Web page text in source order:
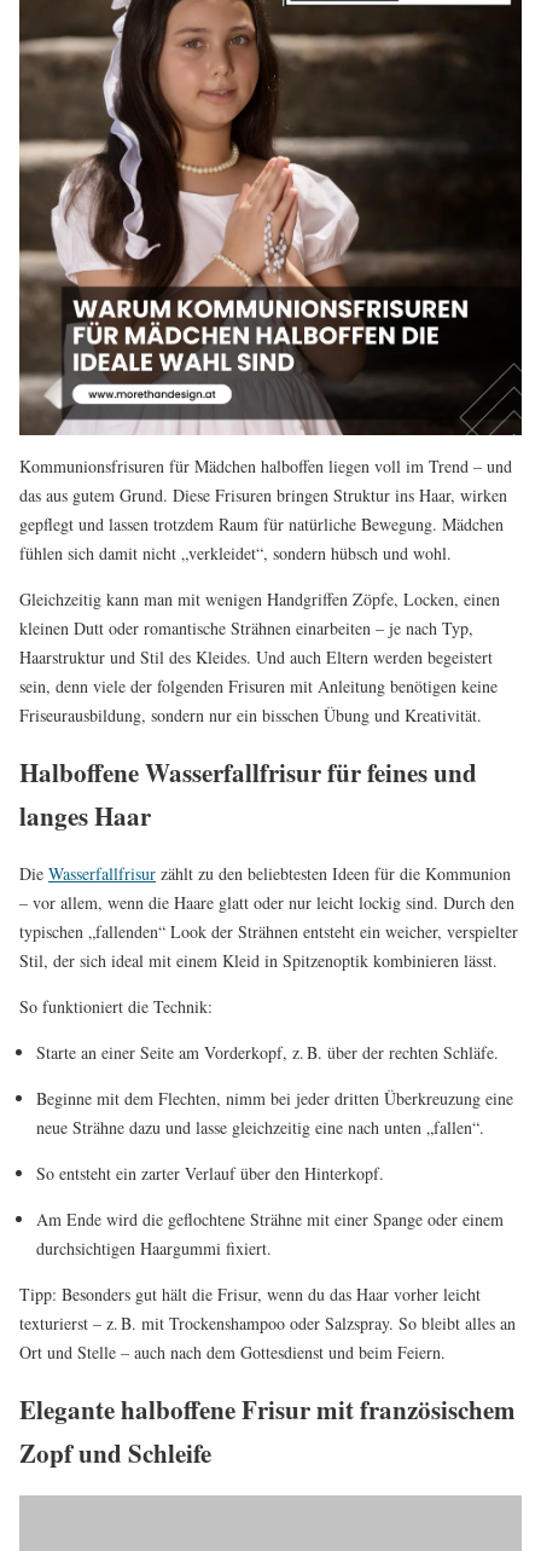
Kommunionsfrisuren für Mädchen halboffen liegen voll im Trend – und
das aus gutem Grund. Diese Frisuren bringen Struktur ins Haar, wirken
gepflegt und lassen trotzdem Raum für natürliche Bewegung. Mädchen
fühlen sich damit nicht „verkleidet“, sondern hübsch und wohl.
Gleichzeitig kann man mit wenigen Handgriffen Zöpfe, Locken, einen
kleinen Dutt oder romantische Strähnen einarbeiten – je nach Typ,
Haarstruktur und Stil des Kleides. Und auch Eltern werden begeistert
sein, denn viele der folgenden Frisuren mit Anleitung benötigen keine
Friseurausbildung, sondern nur ein bisschen Übung und Kreativität.
Halboffene Wasserfallfrisur für feines und
langes Haar
Die Wasserfallfrisur zählt zu den beliebtesten Ideen für die Kommunion
– vor allem, wenn die Haare glatt oder nur leicht lockig sind. Durch den
typischen „fallenden“ Look der Strähnen entsteht ein weicher, verspielter
Stil, der sich ideal mit einem Kleid in Spitzenoptik kombinieren lässt.
So funktioniert die Technik:
Starte an einer Seite am Vorderkopf, z. B. über der rechten Schläfe.
Beginne mit dem Flechten, nimm bei jeder dritten Überkreuzung eine
neue Strähne dazu und lasse gleichzeitig eine nach unten „fallen“.
So entsteht ein zarter Verlauf über den Hinterkopf.
Am Ende wird die geflochtene Strähne mit einer Spange oder einem
durchsichtigen Haargummi fixiert.
Tipp: Besonders gut hält die Frisur, wenn du das Haar vorher leicht
texturierst – z. B. mit Trockenshampoo oder Salzspray. So bleibt alles an
Ort und Stelle – auch nach dem Gottesdienst und beim Feiern.
Elegante halboffene Frisur mit französischem
Zopf und Schleife